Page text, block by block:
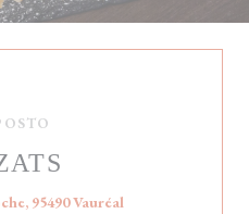
95490 Vauréal